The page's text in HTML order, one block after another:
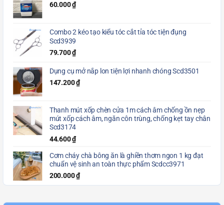
60.000₫
Combo 2 kéo tạo kiểu tóc cắt tỉa tóc tiện đụng
Scd3939
79.700₫
Dụng cụ mở nắp lon tiện lợi nhanh chóng Scd3501
147.200₫
Thanh mút xốp chèn cửa 1m cách âm chống ồn nẹp
mút xốp cách âm, ngăn côn trùng, chống kẹt tay chân
Scd3174
44.600₫
Cơm cháy chà bông ăn là ghiền thơm ngon 1 kg đạt
chuẩn vệ sinh an toàn thực phẩm Scdcc3971
200.000₫